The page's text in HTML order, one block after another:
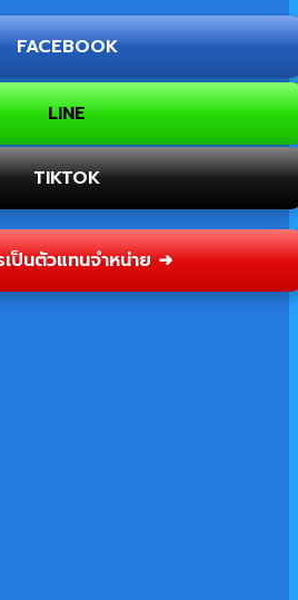
FACEBOOK
LINE
TIKTOK
ป็นตัวแทนจำหน่าย ➜